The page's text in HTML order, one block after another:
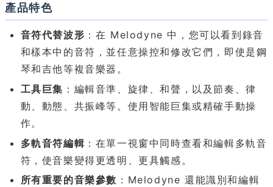
產品特色
音符代替波形 ：在 Melodyne 中，您可以看到錄音
和樣本中的音符，並任意操控和修改它們，即使是鋼
琴和吉他等複音樂器。
工具巨集 ：編輯音準、旋律、和聲，以及節奏、律
動、動態、共振峰等。使用智能巨集或精確手動操
作。
多軌音符編輯 ：在單一視窗中同時查看和編輯多軌音
符，使音樂變得更透明、更具觸感。
所有重要的音樂參數 ：Melodyne 還能識別和編輯